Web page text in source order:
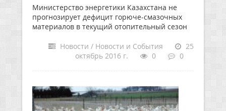
Министерство энергетики Казахстана не
прогнозирует дефицит горюче-смазочных
материалов в текущий отопительный сезон
Новости / Новости и События
25
октябрь 2016 г.
0 0